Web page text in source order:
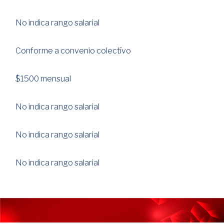
No indica rango salarial
Conforme a convenio colectívo
$1500 mensual
No indica rango salarial
No indica rango salarial
No indica rango salarial